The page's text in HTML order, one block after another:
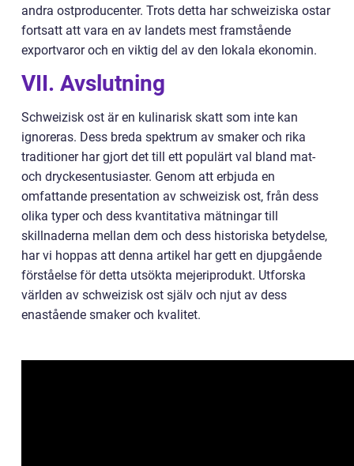
andra ostproducenter. Trots detta har schweiziska ostar
fortsatt att vara en av landets mest framstående
exportvaror och en viktig del av den lokala ekonomin.
VII. Avslutning
Schweizisk ost är en kulinarisk skatt som inte kan
ignoreras. Dess breda spektrum av smaker och rika
traditioner har gjort det till ett populärt val bland mat-
och dryckesentusiaster. Genom att erbjuda en
omfattande presentation av schweizisk ost, från dess
olika typer och dess kvantitativa mätningar till
skillnaderna mellan dem och dess historiska betydelse,
har vi hoppas att denna artikel har gett en djupgående
förståelse för detta utsökta mejeriprodukt. Utforska
världen av schweizisk ost själv och njut av dess
enastående smaker och kvalitet.